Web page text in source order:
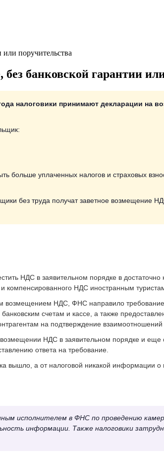
поручительства
банковской гарантии
налоговики принимают декларации на
уплаченных налогов и страховых
без труда получат заветное возмещение
НДС в заявительном порядке в
компенсированного НДС иностранным
возмещением НДС, ФНС направило требование
счетам и кассе, а также
на подтверждение взаимоотношений
НДС в заявительном порядке и еще
ответа на требование.
вышло, а от налоговой никакой информации
исполнителем в ФНС по проведению
информации. Также налоговики